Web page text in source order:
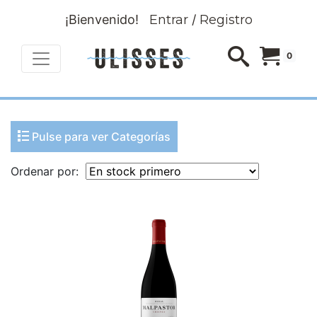
¡Bienvenido! Entrar/ Registro
0
Pulse para ver Categorías
Ordenar por: